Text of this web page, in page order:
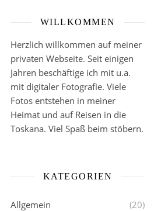
WILLKOMMEN
Herzlich willkommen auf meiner
privaten Webseite. Seit einigen
Jahren beschäftige ich mit u.a.
mit digitaler Fotografie. Viele
Fotos entstehen in meiner
Heimat und auf Reisen in die
Toskana. Viel Spaß beim stöbern.
KATEGORIEN
Allgemein (20)